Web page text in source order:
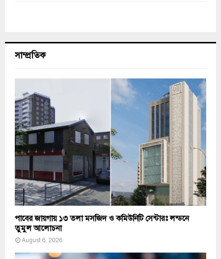
সাম্প্রতিক
পাবের জায়গায় ১৩ তলা মসজিদ ও কমিউনিটি সেন্টারঃ লন্ডনে
তুমুল আলোচনা
August 6, 2026